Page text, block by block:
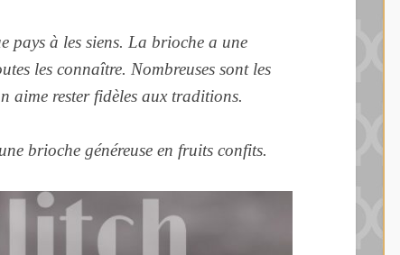
pays à les siens. La brioche a une
les connaître. Nombreuses sont les
aime rester fidèles aux traditions.
brioche généreuse en fruits confits.